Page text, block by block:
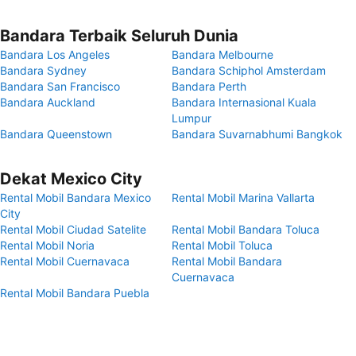
Bandara Terbaik Seluruh Dunia
Bandara Los Angeles
Bandara Melbourne
Bandara Sydney
Bandara Schiphol Amsterdam
Bandara San Francisco
Bandara Perth
Bandara Auckland
Bandara Internasional Kuala
Lumpur
Bandara Queenstown
Bandara Suvarnabhumi Bangkok
Dekat Mexico City
Rental Mobil Bandara Mexico
City
Rental Mobil Marina Vallarta
Rental Mobil Ciudad Satelite
Rental Mobil Bandara Toluca
Rental Mobil Noria
Rental Mobil Toluca
Rental Mobil Cuernavaca
Rental Mobil Bandara
Cuernavaca
Rental Mobil Bandara Puebla